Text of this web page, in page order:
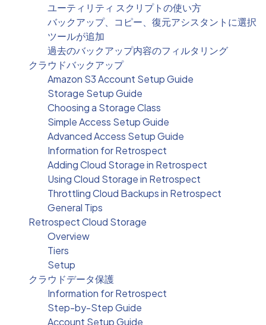
ユーティリティ スクリプトの使い方
バックアップ、コピー、復元アシスタントに選択
ツールが追加
過去のバックアップ内容のフィルタリング
クラウドバックアップ
Amazon S3 Account Setup Guide
Storage Setup Guide
Choosing a Storage Class
Simple Access Setup Guide
Advanced Access Setup Guide
Information for Retrospect
Adding Cloud Storage in Retrospect
Using Cloud Storage in Retrospect
Throttling Cloud Backups in Retrospect
General Tips
Retrospect Cloud Storage
Overview
Tiers
Setup
クラウドデータ保護
Information for Retrospect
Step-by-Step Guide
Account Setup Guide